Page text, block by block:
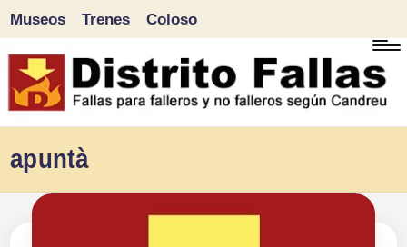
Saltar
al
Museos Trenes Coloso
apuntà